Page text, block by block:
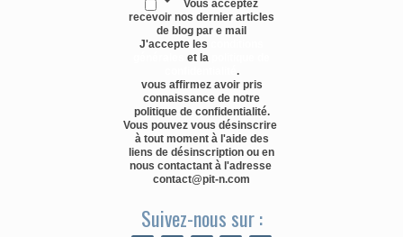
Vous acceptez
recevoir nos dernier articles
de blog par e mail
J'accepte les
et la
.
vous affirmez avoir pris
connaissance de notre
politique de confidentialité.
Vous pouvez vous désinscrire
à tout moment à l'aide des
liens de désinscription ou en
nous contactant à l'adresse
contact@pit-n.com
Suivez-nous sur :